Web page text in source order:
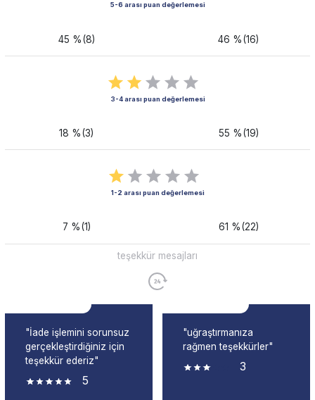
5-6 arası puan değerlemesi
45 %(8) 46 %(16)
3-4 arası puan değerlemesi
18 %(3) 55 %(19)
1-2 arası puan değerlemesi
7 %(1) 61 %(22)
teşekkür mesajları
"İade işlemini sorunsuz
gerçekleştirdiğiniz için
teşekkür ederiz"
5
"uğraştırmanıza
rağmen teşekkürler"
3